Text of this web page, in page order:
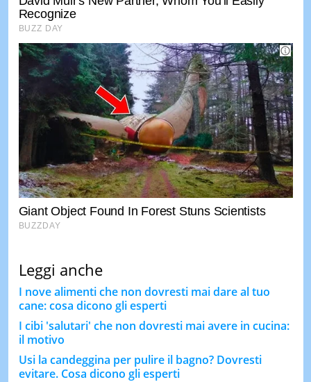
Leggi anche
I nove alimenti che non dovresti mai dare al tuo
cane: cosa dicono gli esperti
I cibi 'salutari' che non dovresti mai avere in cucina:
il motivo
Usi la candeggina per pulire il bagno? Dovresti
evitare. Cosa dicono gli esperti